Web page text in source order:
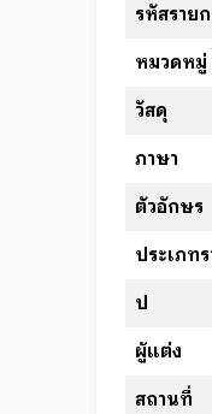
รหัสรายก
หมวดหมู่
วัสดุ
ภาษา
ตัวอักษร
ประเภท
ปี
ผู้แต่ง
สถานที่